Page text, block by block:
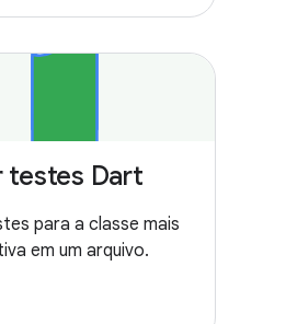
testes Dart
para a classe mais
em um arquivo.